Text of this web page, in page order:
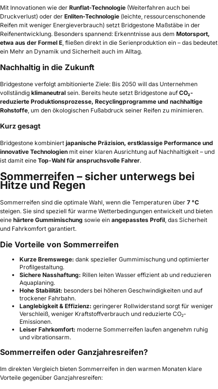
Mit Innovationen wie der Runflat-Technologie (Weiterfahren auch bei
Druckverlust) oder der Enliten-Technologie (leichte, ressourcenschonende
Reifen mit weniger Energieverbrauch) setzt Bridgestone Maßstäbe in der
Reifenentwicklung. Besonders spannend: Erkenntnisse aus dem Motorsport,
etwa aus der Formel E, fließen direkt in die Serienproduktion ein – das bedeutet
ein Mehr an Dynamik und Sicherheit auch im Alltag.
Nachhaltig in die Zukunft
Bridgestone verfolgt ambitionierte Ziele: Bis 2050 will das Unternehmen
vollständig klimaneutral sein. Bereits heute setzt Bridgestone aufCO₂-
reduzierte Produktionsprozesse, Recyclingprogramme und nachhaltige
Rohstoffe, um den ökologischen Fußabdruck seiner Reifen zu minimieren.
Kurz gesagt
Bridgestone kombiniert japanische Präzision, erstklassige Performance und
innovative Technologien mit einer klaren Ausrichtung auf Nachhaltigkeit – und
ist damit eine Top-Wahl für anspruchsvolle Fahrer.
Sommerreifen – sicher unterwegs bei
Hitze und Regen
Sommerreifen sind die optimale Wahl, wenn die Temperaturen über 7 °C
steigen. Sie sind speziell für warme Wetterbedingungen entwickelt und bieten
eine härtere Gummimischung sowie ein angepasstes Profil, das Sicherheit
und Fahrkomfort garantiert.
Die Vorteile von Sommerreifen
Kurze Bremswege: dank spezieller Gummimischung und optimierter
Profilgestaltung.
Sichere Nasshaftung: Rillen leiten Wasser effizient ab und reduzieren
Aquaplaning.
Hohe Stabilität: besonders bei höheren Geschwindigkeiten und auf
trockener Fahrbahn.
Langlebigkeit & Effizienz: geringerer Rollwiderstand sorgt für weniger
Verschleiß, weniger Kraftstoffverbrauch und reduzierte CO₂-
Emissionen.
Leiser Fahrkomfort: moderne Sommerreifen laufen angenehm ruhig
und vibrationsarm.
Sommerreifen oder Ganzjahresreifen?
Im direkten Vergleich bieten Sommerreifen in den warmen Monaten klare
Vorteile gegenüber Ganzjahresreifen: